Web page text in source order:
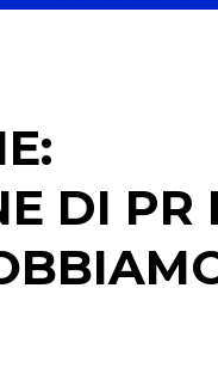
DI PR